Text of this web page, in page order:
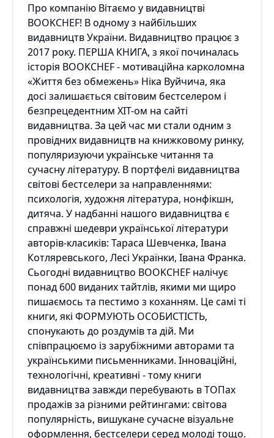
Про компанію Вітаємо у видавництві
BOOKCHEF! В одному з найбільших
видавництв України. Видавництво працює з
2017 року. ПЕРША КНИГА, з якої починалась
історія BOOKCHEF - мотиваційна карколомна
«Життя без обмежень» Ніка Вуйчича, яка
досі залишається світовим бестселером і
безпрецедентним ХІТ-ом на сайті
видавництва. За цей час ми стали одним з
провідних видавництв на книжковому ринку,
популяризуючи українське читання та
сучасну літературу. В портфелі видавництва
світові бестселери за направленнями:
психологія, художня література, нонфікшн,
дитяча. У надбанні нашого видавництва є
справжні шедеври української літератури
авторів-класиків: Тараса Шевченка, Івана
Котляревського, Лесі Українки, Івана Франка.
Сьогодні видавництво BOOKCHEF налічує
понад 600 виданих тайтлів, якими ми щиро
пишаємось та пестимо з коханням. Це самі ті
книги, які ФОРМУЮТЬ ОСОБИСТІСТЬ,
спонукають до роздумів та дій. Ми
співпрацюємо із зарубіжними авторами та
українськими письменниками. Інноваційні,
технологічні, креативні - тому книги
видавництва завжди перебувають в ТОПах
продажів за різними рейтингами: світова
популярність, вишукане сучасне візуальне
оформлення, бестселери серед молоді тощо.